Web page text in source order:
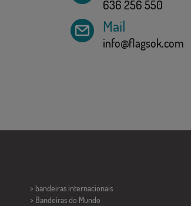
636 256 550
Mail
info@flagsok.com
> bandeiras internacionais
> Bandeiras do Mundo